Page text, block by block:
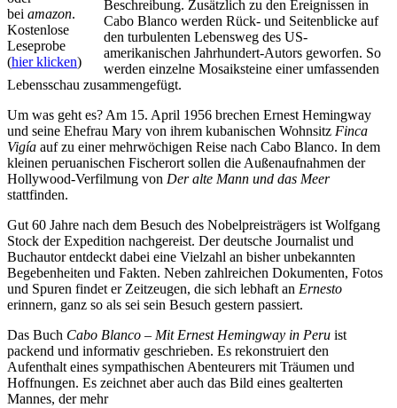
bei amazon.
Kostenlose
Leseprobe
(hier klicken)
Beschreibung. Zusätzlich zu den Ereignissen in
Cabo Blanco werden Rück- und Seitenblicke auf
den turbulenten Lebensweg des US-
amerikanischen Jahrhundert-Autors geworfen. So
werden einzelne Mosaiksteine einer umfassenden
Lebensschau zusammengefügt.
Um was geht es? Am 15. April 1956 brechen Ernest Hemingway
und seine Ehefrau Mary von ihrem kubanischen Wohnsitz Finca
Vigía auf zu einer mehrwöchigen Reise nach Cabo Blanco. In dem
kleinen peruanischen Fischerort sollen die Außenaufnahmen der
Hollywood-Verfilmung von Der alte Mann und das Meer
stattfinden.
Gut 60 Jahre nach dem Besuch des Nobelpreisträgers ist Wolfgang
Stock der Expedition nachgereist. Der deutsche Journalist und
Buchautor entdeckt dabei eine Vielzahl an bisher unbekannten
Begebenheiten und Fakten. Neben zahlreichen Dokumenten, Fotos
und Spuren findet er Zeitzeugen, die sich lebhaft an Ernesto
erinnern, ganz so als sei sein Besuch gestern passiert.
Das Buch Cabo Blanco – Mit Ernest Hemingway in Peru ist
packend und informativ geschrieben. Es rekonstruiert den
Aufenthalt eines sympathischen Abenteurers mit Träumen und
Hoffnungen. Es zeichnet aber auch das Bild eines gealterten
Mannes, der mehr